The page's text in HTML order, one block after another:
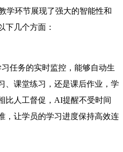
学环节展现了强大的智能性和
下几个方面：
任务的实时监控，能够自动生
、课堂练习，还是课后作业，学
比人工督促，AI提醒不受时间
，让学员的学习进度保持高效连